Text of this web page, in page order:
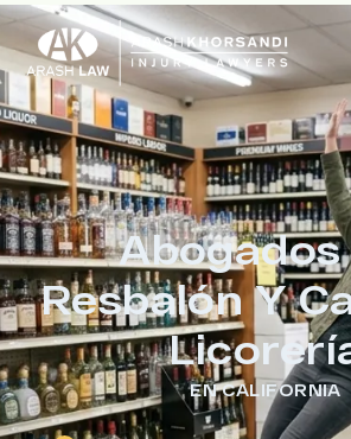
Abogados
Resbalón Y
EN CALIFORNIA